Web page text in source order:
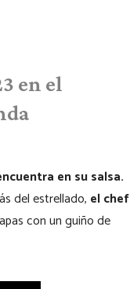
en el
en su salsa.
del estrellado, el chef
con un guiño de